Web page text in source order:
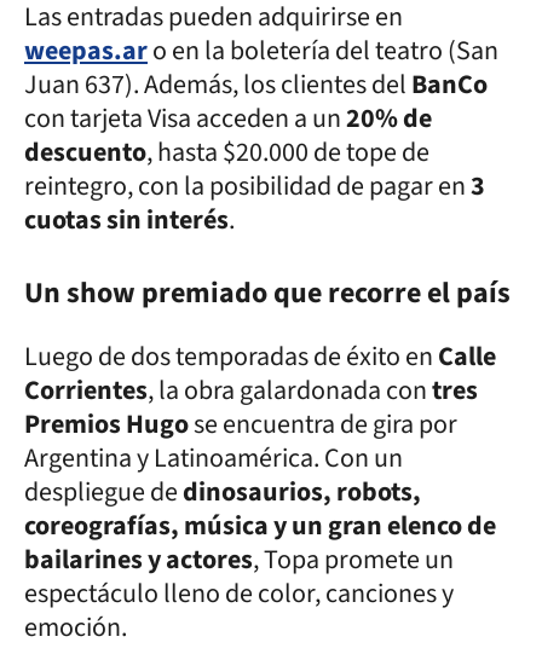
Las entradas pueden adquirirse en
weepas.aro en la boletería del teatro (San
Juan 637). Además, los clientes delBanCo
con tarjeta Visa acceden a un20% de
descuento, hasta $20.000 de tope de
reintegro, con la posibilidad de pagar en3
cuotas sin interés.
Un show premiado que recorre el país
Luego de dos temporadas de éxito enCalle
Corrientes, la obra galardonada contres
Premios Hugose encuentra de gira por
Argentina y Latinoamérica. Con un
despliegue dedinosaurios, robots,
coreografías, música y un gran elenco de
bailarines y actores, Topa promete un
espectáculo lleno de color, canciones y
emoción.